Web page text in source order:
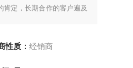
定，长期合作的客户遍及
性质： 经销商